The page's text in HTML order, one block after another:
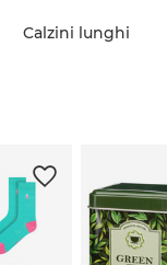
Calzini lunghi